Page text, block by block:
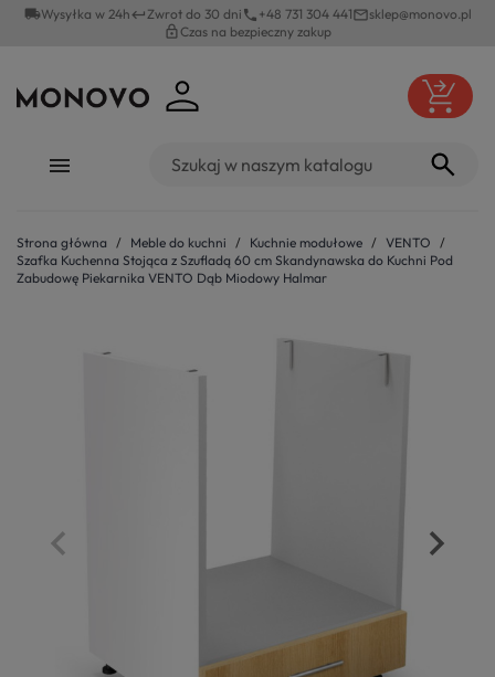
local_shippingWysyłka w 24hkeyboard_returnZwrot do 30 dni phone +48 731 304 441mail_outlinesklep@monovo.pl
lock_outlineCzas na bezpieczny zakup
Strona główna Meble do kuchni Kuchnie modułowe
VENTO
Szafka Kuchenna Stojąca z Szufladą 60 cm Skandynawska do Kuchni Pod
Zabudowę Piekarnika VENTO Dąb Miodowy Halmar